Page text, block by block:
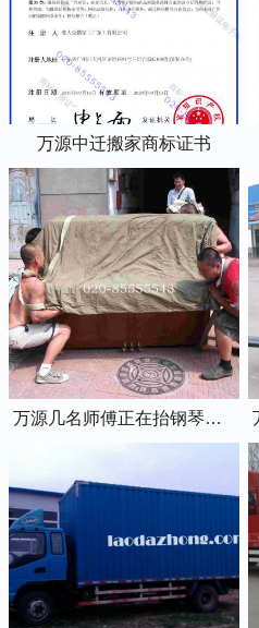
万源中迁搬家商标证书
万源几名师傅正在抬钢琴上楼